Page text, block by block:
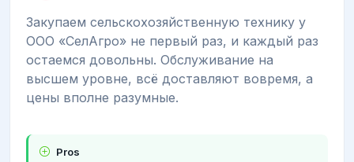
Закупаем сельскохозяйственную технику у
ООО «СелАгро» не первый раз, и каждый раз
остаемся довольны. Обслуживание на
высшем уровне, всё доставляют вовремя, а
цены вполне разумные.
Pros